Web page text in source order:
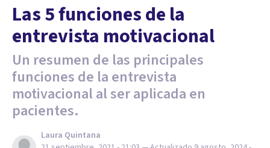
Las 5 funciones de la
entrevista motivacional
Un resumen de las principales
funciones de la entrevista
motivacional al ser aplicada en
pacientes.
Laura Quintana